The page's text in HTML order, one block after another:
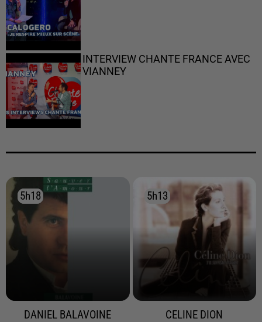
INTERVIEW CHANTE FRANCE AVEC
VIANNEY
5h18
5h18
DANIEL BALAVOINE
5h13
5h13
CELINE DION